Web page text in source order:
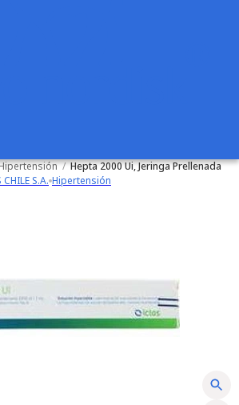
/ Hepta 2000 Ui, Jeringa Prellenada
S.A. Hipertensión